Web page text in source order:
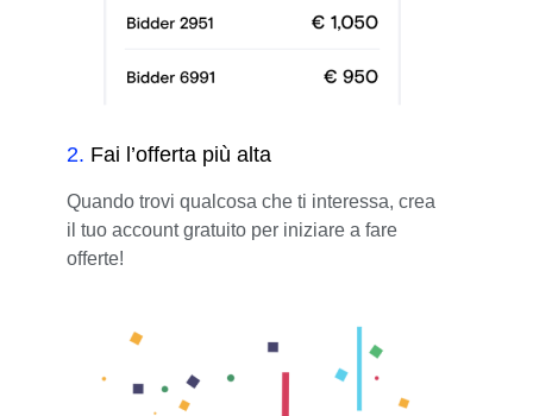
2. Fai l’offerta più alta
Quando trovi qualcosa che ti interessa, crea
il tuo account gratuito per iniziare a fare
offerte!